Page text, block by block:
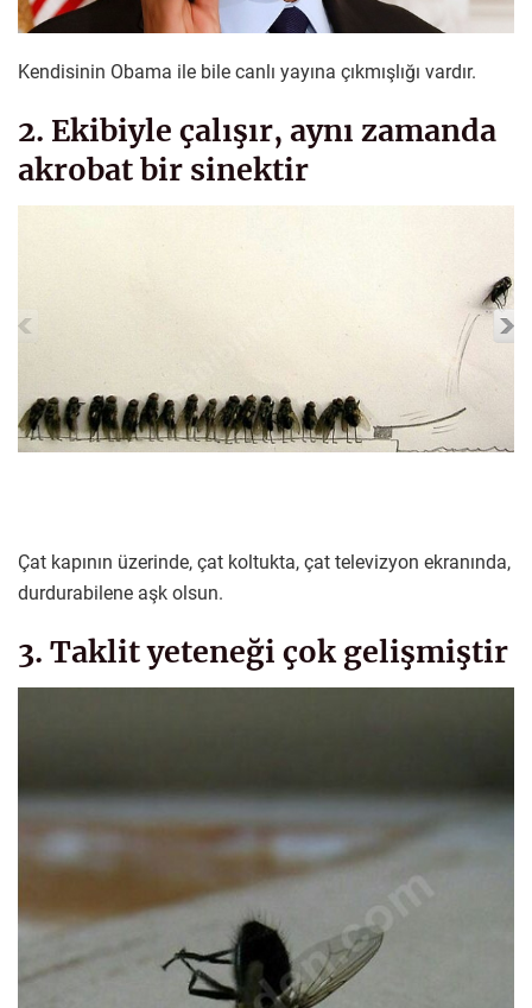
Kendisinin Obama ile bile canlı yayına çıkmışlığı vardır.
2. Ekibiyle çalışır, aynı zamanda
akrobat bir sinektir
Çat kapının üzerinde, çat koltukta, çat televizyon ekranında,
durdurabilene aşk olsun.
3. Taklit yeteneği çok gelişmiştir